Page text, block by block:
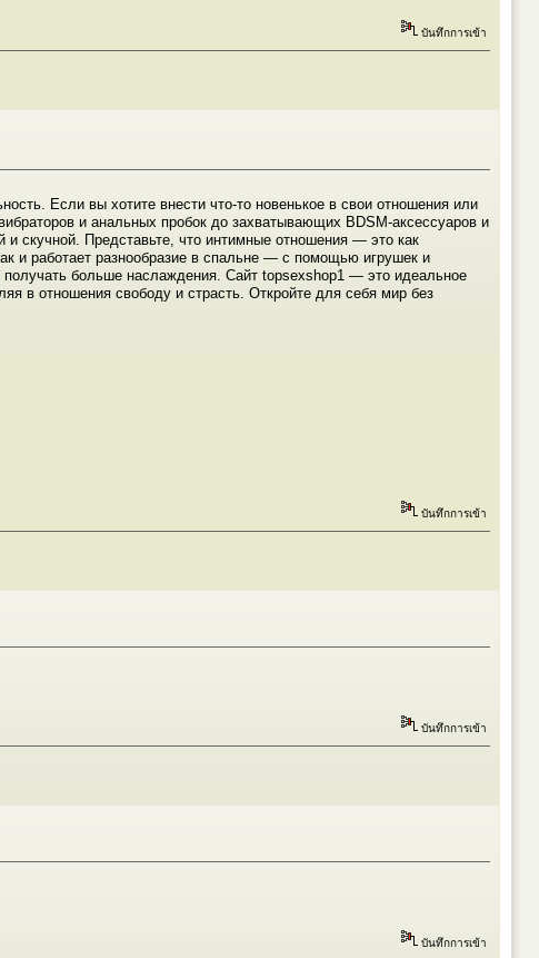
บันทึกการเข้า
Если вы хотите внести что-то новенькое в свои отношения или
и анальных пробок до захватывающих BDSM-аксессуаров и
скучной. Представьте, что интимные отношения — это как
и работает разнообразие в спальне — с помощью игрушек и
получать больше наслаждения. Сайт topsexshop1 — это идеальное
в отношения свободу и страсть. Откройте для себя мир без
บันทึกการเข้า
บันทึกการเข้า
บันทึกการเข้า